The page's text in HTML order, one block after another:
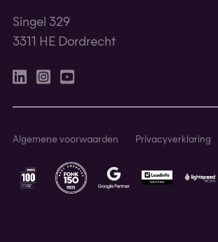
Singel 329
3311 HE Dordrecht
LinkedinInstagram
Youtube
Algemene voorwaarden Privacyverklaring